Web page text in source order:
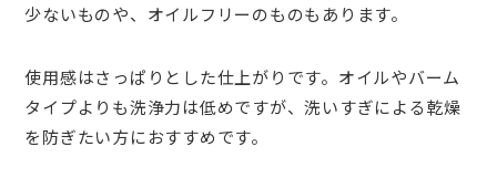
少ないものや、オイルフリーのものもあります。
使用感はさっぱりとした仕上がりです。オイルやバーム
タイプよりも洗浄力は低めですが、洗いすぎによる乾燥
を防ぎたい方におすすめです。